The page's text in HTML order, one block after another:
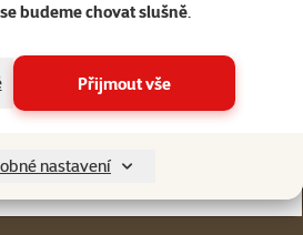
budeme chovat slušně.
Přijmout vše
nastavení
jsme vám blízko